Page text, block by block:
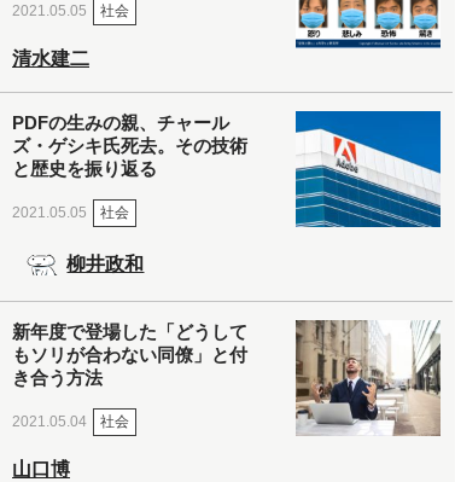
2021.05.05 社会
清水建二
PDFの生みの親、チャール
ズ・ゲシキ氏死去。その技術
と歴史を振り返る
2021.05.05 社会
柳井政和
新年度で登場した「どうして
もソリが合わない同僚」と付
き合う方法
2021.05.04 社会
山口博